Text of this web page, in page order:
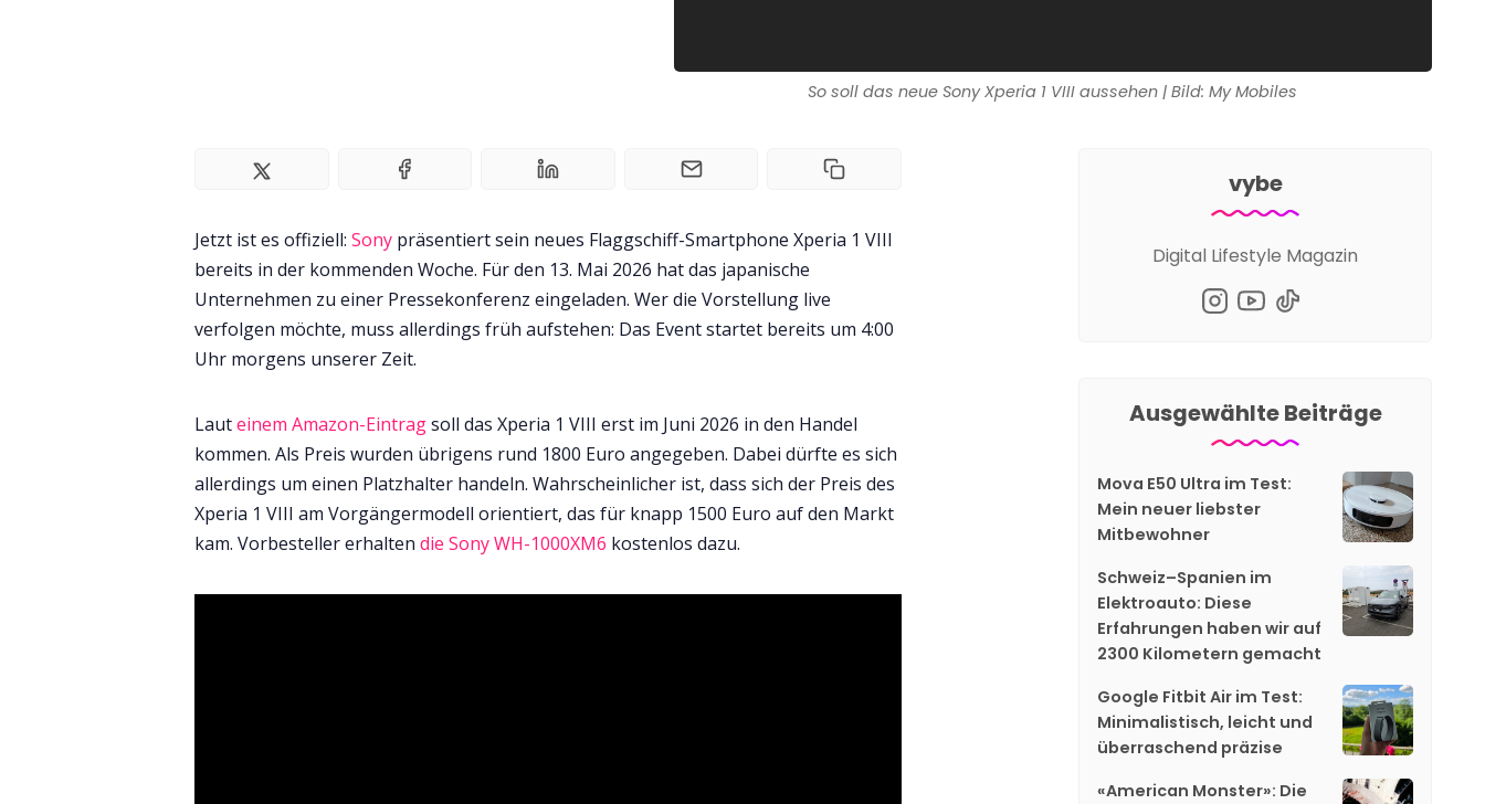
So soll das neue Sony Xperia 1 VIII aussehen | Bild: My Mobiles
Jetzt ist es offiziell: Sony präsentiert sein neues Flaggschiff-Smartphone Xperia 1 VIII
bereits in der kommenden Woche. Für den 13. Mai 2026 hat das japanische
Unternehmen zu einer Pressekonferenz eingeladen. Wer die Vorstellung live
verfolgen möchte, muss allerdings früh aufstehen: Das Event startet bereits um 4:00
Uhr morgens unserer Zeit.
Lauteinem Amazon-Eintragsoll das Xperia 1 VIII erst im Juni 2026 in den Handel
kommen. Als Preis wurden übrigens rund 1800 Euro angegeben. Dabei dürfte es sich
allerdings um einen Platzhalter handeln. Wahrscheinlicher ist, dass sich der Preis des
Xperia 1 VIII am Vorgängermodell orientiert, das für knapp 1500 Euro auf den Markt
kam. Vorbesteller erhalten die Sony WH-1000XM6 kostenlos dazu.
vybe
Digital Lifestyle Magazin
Ausgewählte Beiträge
Mova E50 Ultra im Test:
Mein neuer liebster
Mitbewohner
Schweiz–Spanien im
Elektroauto: Diese
Erfahrungen haben wir auf
2300 Kilometern gemacht
Google Fitbit Air im Test:
Minimalistisch, leicht und
überraschend präzise
«American Monster»: Die